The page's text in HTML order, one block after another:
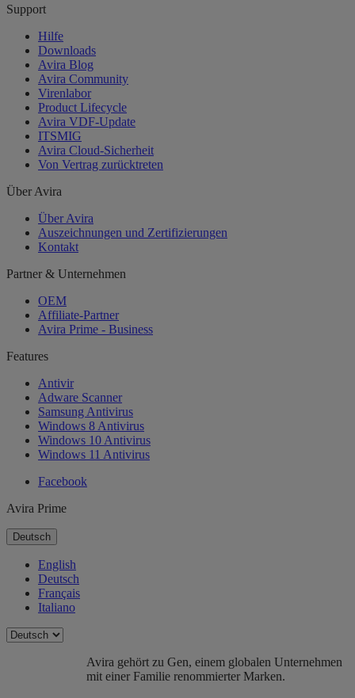
Support
Hilfe
Downloads
Avira Blog
Avira Community
Virenlabor
Product Lifecycle
Avira VDF-Update
ITSMIG
Avira Cloud-Sicherheit
Von Vertrag zurücktreten
Über Avira
Über Avira
Auszeichnungen und Zertifizierungen
Kontakt
Partner & Unternehmen
OEM
Affiliate-Partner
Avira Prime - Business
Features
Antivir
Adware Scanner
Samsung Antivirus
Windows 8 Antivirus
Windows 10 Antivirus
Windows 11 Antivirus
Facebook
Avira Prime
Deutsch
English
Deutsch
Français
Italiano
Avira gehört zu Gen, einem globalen Unternehmen
mit einer Familie renommierter Marken.